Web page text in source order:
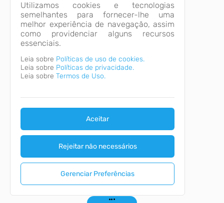
Utilizamos cookies e tecnologias
semelhantes para fornecer-lhe uma
melhor experiência de navegação, assim
como providenciar alguns recursos
essenciais.
Leia sobre Políticas de uso de cookies.
Leia sobre Políticas de privacidade.
Leia sobre Termos de Uso.
Aceitar
Rejeitar não necessários
Gerenciar Preferências